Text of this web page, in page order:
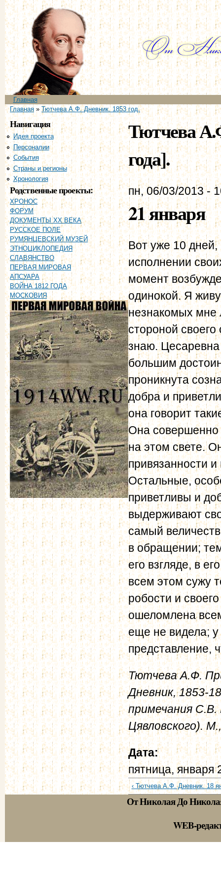
Главное меню
Главная
Вы здесь
Главная» Тютчева А.Ф. Дневник. 1853 год.
Навигация
Идея проекта
Персоналии
События
Страны и регионы
Хронология
Родственные проекты:
ХРОНОС
ФОРУМ
ДОКУМЕНТЫ XX ВЕКА
РУССКОЕ ПОЛЕ
РУМЯНЦЕВСКИЙ МУЗЕЙ
ЭТНОЦИКЛОПЕДИЯ
СЛАВЯНСТВО
ПЕРВАЯ МИРОВАЯ
АПСУАРА
ВОЙНА 1812 ГОДА
МОСКОВИЯ
Тютчева
года].
пн, 06/03/2013 -
21 января
Вот уже 10 дней,
исполнении
момент
одинокой. Я
незнакомых мне
стороной
знаю.
большим
проникнута
добра и
она говорит
Она совершенно
на этом свете.
привязанности
Остальные,
приветливы и
выдерживают
самый
в обращении;
его взгляде, в
всем этом сужу
робости и
ошеломлена
еще не видела;
представление,
Тютчева А.Ф.
Дневник, 1853-
примечания
Цявловского).
Дата:
пятница, января
‹ Тютчева А.Ф. Дневник. 18
От Николая До
WEB-